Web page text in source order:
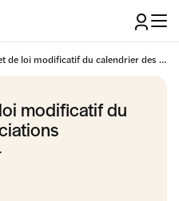
Important projet de loi modificatif du calendrier des négociations commerciales 2024
modificatif du